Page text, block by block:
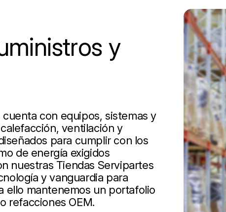
y
con equipos, sistemas y
ventilación y
para cumplir con los
de energía exigidos
nuestras Tiendas Servipartes
y vanguardia para
ello mantenemos un portafolio
refacciones OEM.